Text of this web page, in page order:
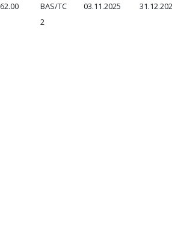
62.00
BAS/TC
2
03.11.2025